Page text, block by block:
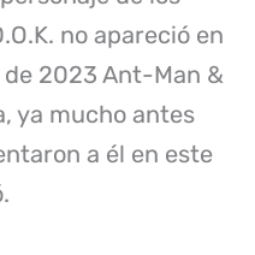
no apareció en
2023 Ant-Man &
ya mucho antes
a él en este